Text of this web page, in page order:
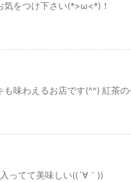
気をつけ下さい(*>ω<*)！
味わえるお店です(^^) 紅茶の
ってて美味しい((´∀｀))